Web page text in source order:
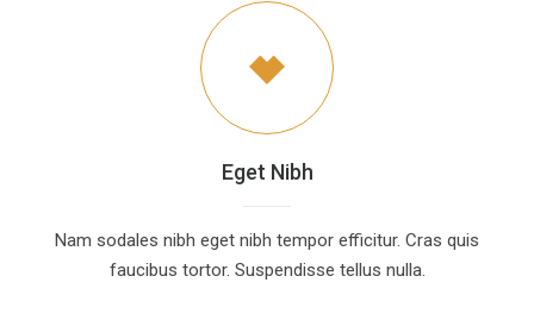
Eget Nibh
Nam sodales nibh eget nibh tempor efficitur. Cras quis
faucibus tortor. Suspendisse tellus nulla.